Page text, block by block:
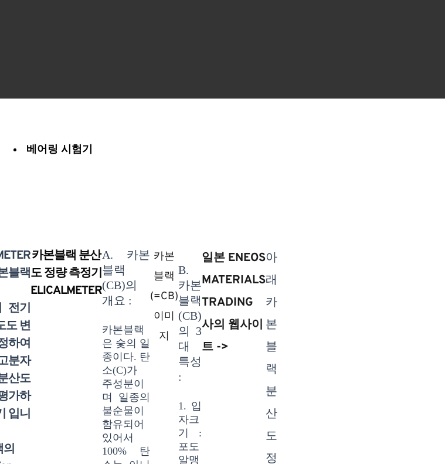
베어링 시험기
블랙
전기
도 변
하여
분자
산도
가하
입니
카본블랙 분산
도 정량 측정기
ELICALMETER
A. 카본
블랙
(CB)의
개요 :
카본블랙
은 숯의 일
종이다. 탄
소(C)가
주성분이
며 일종의
불순물이
함유되어
있어서
100% 탄
카본
블랙
(=CB)
이미
지
B.
카본
블랙
(CB)
의 3
대
특성
:
1. 입
자크
기 :
포도
알맹
일본 ENEOS
MATERIALS
TRADING
사의 웹사이
트 ->
아
래
카
본
블
랙
분
산
도
정